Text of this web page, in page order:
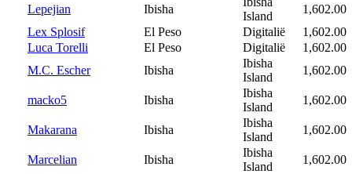
Lepejian Ibisha
Island
1,602.00
Lex Splosif
El Peso Digitalië
1,602.00
Luca Torelli
El Peso Digitalië
1,602.00
M.C. Escher
Ibisha
Ibisha
Island
1,602.00
macko5 Ibisha
Ibisha
Island
1,602.00
Makarana Ibisha
Ibisha
Island
1,602.00
Marcelian Ibisha
Ibisha
Island
1,602.00